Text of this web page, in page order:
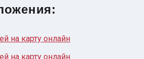
на карту онлайн
на карту онлайн